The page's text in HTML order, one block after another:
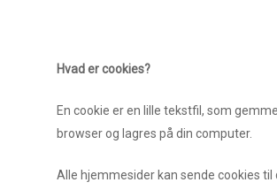
Hvad er cookies?
En cookie er en lille tekstfil, som
browser og lagres på din computer.
Alle hjemmesider kan sende cookies til